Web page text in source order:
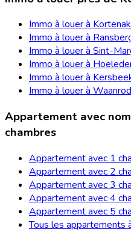
Immo à louer à
Immo à louer à
Immo à louer à Sint-
Immo à louer à
Immo à louer à
Immo à louer à
Appartement avec
chambres
Appartement avec 1
Appartement avec 2
Appartement avec 3
Appartement avec 4
Appartement avec 5
Tous les appartements